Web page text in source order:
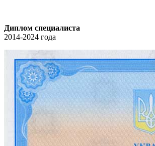
Диплом специалиста
2014-2024 года